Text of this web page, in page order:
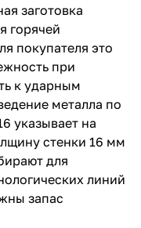
заготовка
горячей
покупателя это
при
к ударным
металла по
указывает на
стенки 16 мм
для
линий
запас